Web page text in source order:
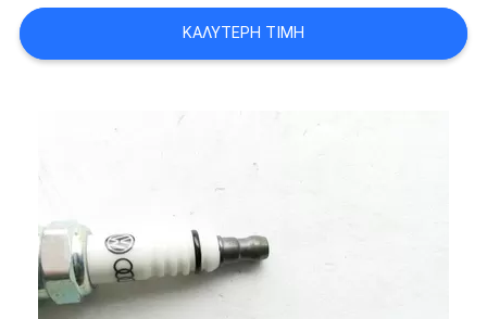
SITEMAP
PRIVACY
ΚΑΛΎΤΕΡΗ ΤΙΜΉ